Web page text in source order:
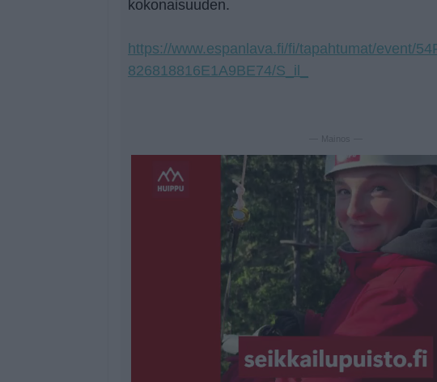
kokonaisuuden.
https://www.espanlava.fi/fi/tapahtumat/event/
826818816E1A9BE74/S_il_
— Mainos —